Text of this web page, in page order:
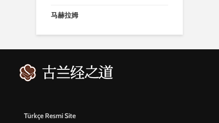
马赫拉姆
Türkçe Resmi Site